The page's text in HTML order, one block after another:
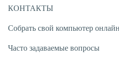
КОНТАКТЫ
Собрать свой компьютер
Часто задаваемые вопросы